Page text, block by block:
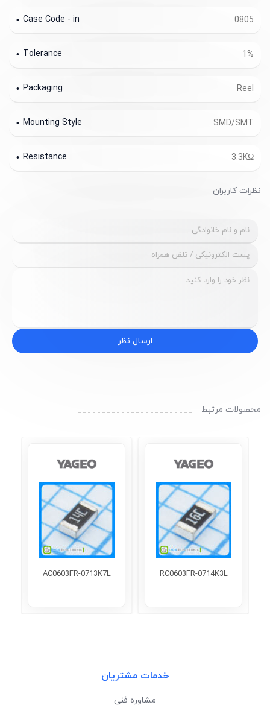
0805
Case Code - in
1%
Tolerance
Reel
Packaging
SMD/SMT
Mounting Style
3.3KΩ
Resistance
نظرات کاربران
ارسال نظر
محصولات مرتبط
RC0603FR-0714K3L
AC0603FR-0713K7L
خدمات مشتریان
مشاوره فنی